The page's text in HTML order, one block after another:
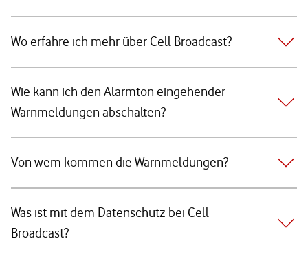
Wo erfahre ich mehr über Cell Broadcast?
Wie kann ich den Alarmton eingehender
Warnmeldungen abschalten?
Von wem kommen die Warnmeldungen?
Was ist mit dem Datenschutz bei Cell
Broadcast?